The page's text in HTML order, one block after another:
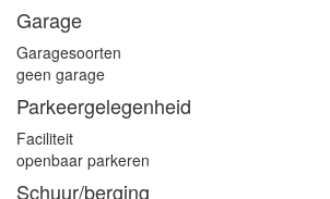
Garage
Garagesoorten
geen garage
Parkeergelegenheid
Faciliteit
openbaar parkeren
Schuur/berging